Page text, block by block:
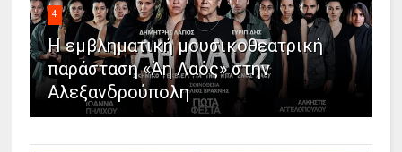
4
Η εμβληματική μουσικοθεατρική
παράσταση «Άη Λαός» στην
Αλεξανδρούπολη